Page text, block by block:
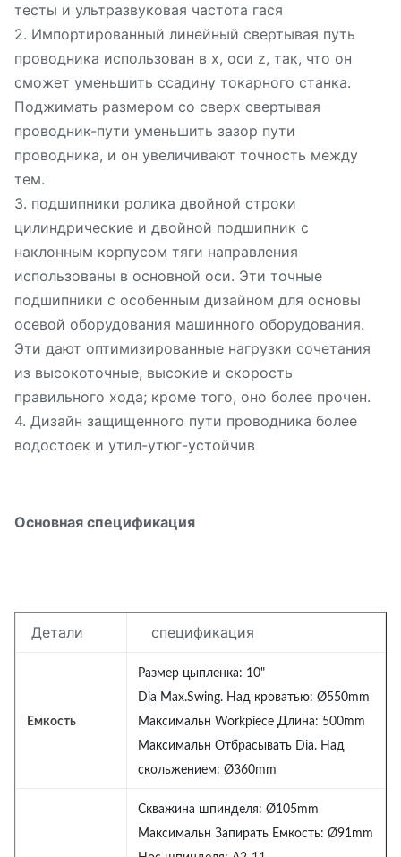
тесты и ультразвуковая частота гася
2. Импортированный линейный свертывая путь
проводника использован в x, оси z, так, что он
сможет уменьшить ссадину токарного станка.
Поджимать размером со сверх свертывая
проводник-пути уменьшить зазор пути
проводника, и он увеличивают точность между
тем.
3. подшипники ролика двойной строки
цилиндрические и двойной подшипник с
наклонным корпусом тяги направления
использованы в основной оси. Эти точные
подшипники с особенным дизайном для основы
осевой оборудования машинного оборудования.
Эти дают оптимизированные нагрузки сочетания
из высокоточные, высокие и скорость
правильного хода; кроме того, оно более прочен.
4. Дизайн защищенного пути проводника более
водостоек и утил-утюг-устойчив
Основная спецификация
Детали спецификация
Емкость
Размер цыпленка: 10"
Dia Max.Swing. Над кроватью: Ø550mm
Максимальн Workpiece Длина: 500mm
Максимальн Отбрасывать Dia. Над
скольжением: Ø360mm
Скважина шпинделя: Ø105mm
Максимальн Запирать Емкость: Ø91mm